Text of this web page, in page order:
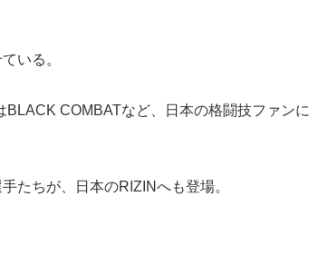
いる。
COMBATなど、日本の格闘技ファンに
たちが、日本のRIZINへも登場。